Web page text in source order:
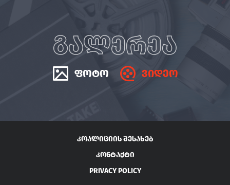
ᲤᲝᲢᲝ ᲕᲘᲓᲔᲝ
ᲒᲐᲚᲔᲠᲔᲐ
ᲙᲝᲐᲚᲘᲪᲘᲘᲡ ᲨᲔᲡᲐᲮᲔᲑ
ᲙᲝᲜᲢᲐᲥᲢᲘ
PRIVACY POLICY